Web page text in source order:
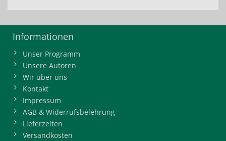
Informationen
Unser Programm
Unsere Autoren
Wir über uns
Kontakt
Impressum
AGB & Widerrufsbelehrung
Lieferzeiten
Versandkosten